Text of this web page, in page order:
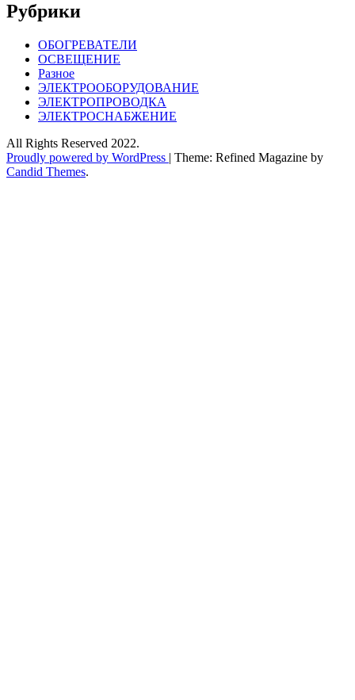
Рубрики
ОБОГРЕВАТЕЛИ
ОСВЕЩЕНИЕ
Разное
ЭЛЕКТРООБОРУДОВАНИЕ
ЭЛЕКТРОПРОВОДКА
ЭЛЕКТРОСНАБЖЕНИЕ
All Rights Reserved 2022.
Proudly powered by WordPress | Theme: Refined Magazine by
Candid Themes.